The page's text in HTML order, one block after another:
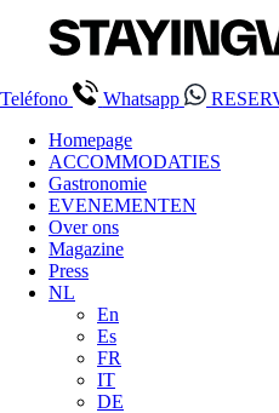
Teléfono Whatsapp
Homepage
ACCOMMODATIES
Gastronomie
EVENEMENTEN
Over ons
Magazine
Press
NL
En
Es
FR
IT
DE